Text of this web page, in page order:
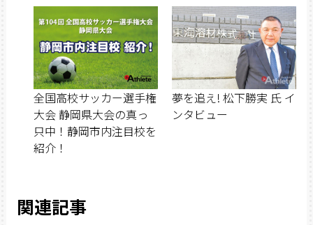
全国高校サッカー選手権
大会 静岡県大会の真っ
只中！静岡市内注目校を
紹介！
夢を追え! 松下勝実 氏 イ
ンタビュー
関連記事